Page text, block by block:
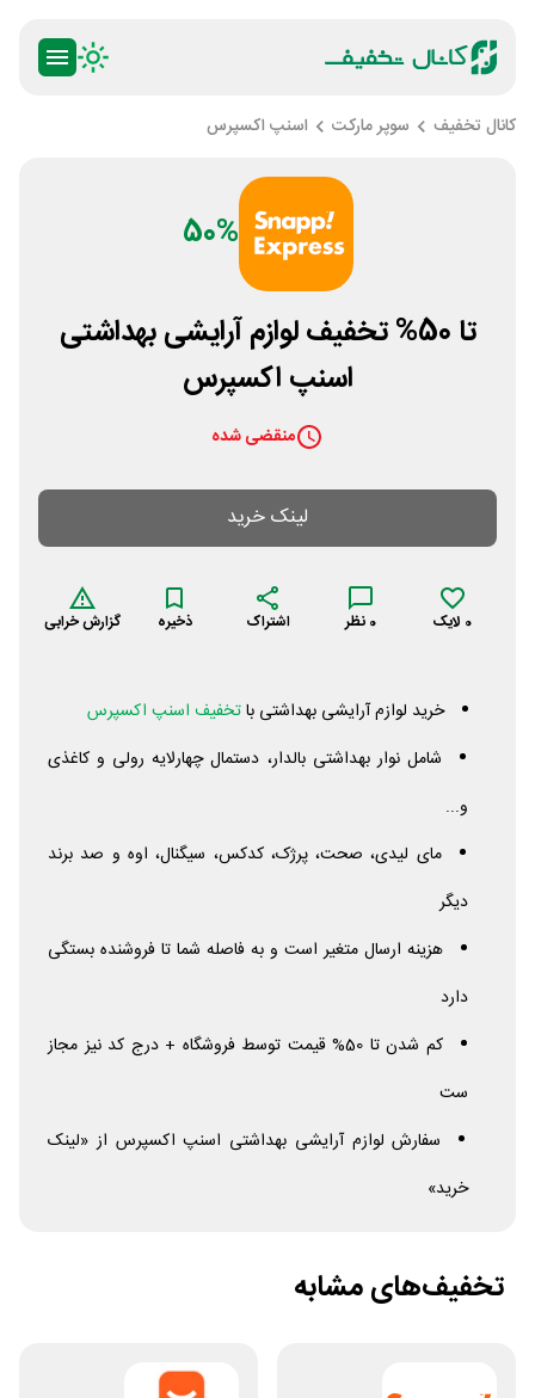
کانال تخفیف سوپر مارکت اسنپ اکسپرس
50%
تا 50% تخفیف لوازم آرایشی بهداشتی
اسنپ اکسپرس
منقضی شده
لینک خرید
0 لایک 0 نظر اشتراک ذخیره گزارش خرابی
خرید لوازم آرایشی بهداشتی باتخفیف اسنپ اکسپرس
شامل نوار بهداشتی بالدار، دستمال چهارلایه رولی و کاغذی
و...
مای لیدی، صحت، پرژک، کدکس، سیگنال، اوه و صد برند
دیگر
هزینه ارسال متغیر است و به فاصله شما تا فروشنده بستگی
دارد
کم شدن تا 50% قیمت توسط فروشگاه + درج کد نیز مجاز
ست
سفارش لوازم آرایشی بهداشتی اسنپ اکسپرس از «لینک
خرید»
تخفیف‌های مشابه